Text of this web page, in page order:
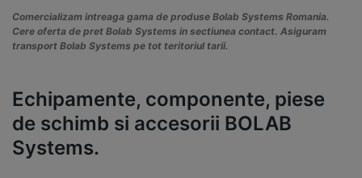
Comercializam intreaga gama de produse Bolab Systems Romania.
Cere oferta de pret Bolab Systems in sectiunea contact. Asiguram
transport Bolab Systems pe tot teritoriul tarii.
Echipamente, componente, piese
de schimb si accesorii BOLAB
Systems.